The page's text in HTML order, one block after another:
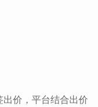
价，平台结合出价